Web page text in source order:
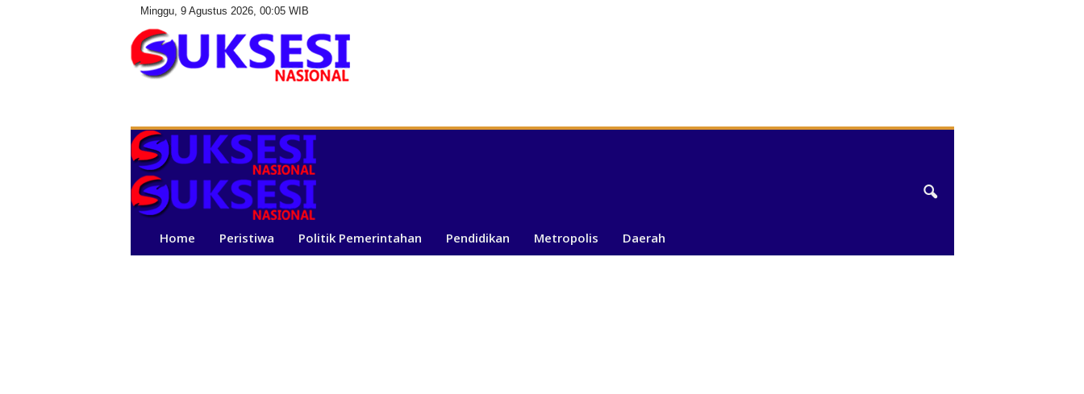
Minggu, 9 Agustus 2026, 00:05 WIB
s
e
i
N
i
Home Peristiwa Politik Pemerintahan Pendidikan Metropolis Daerah